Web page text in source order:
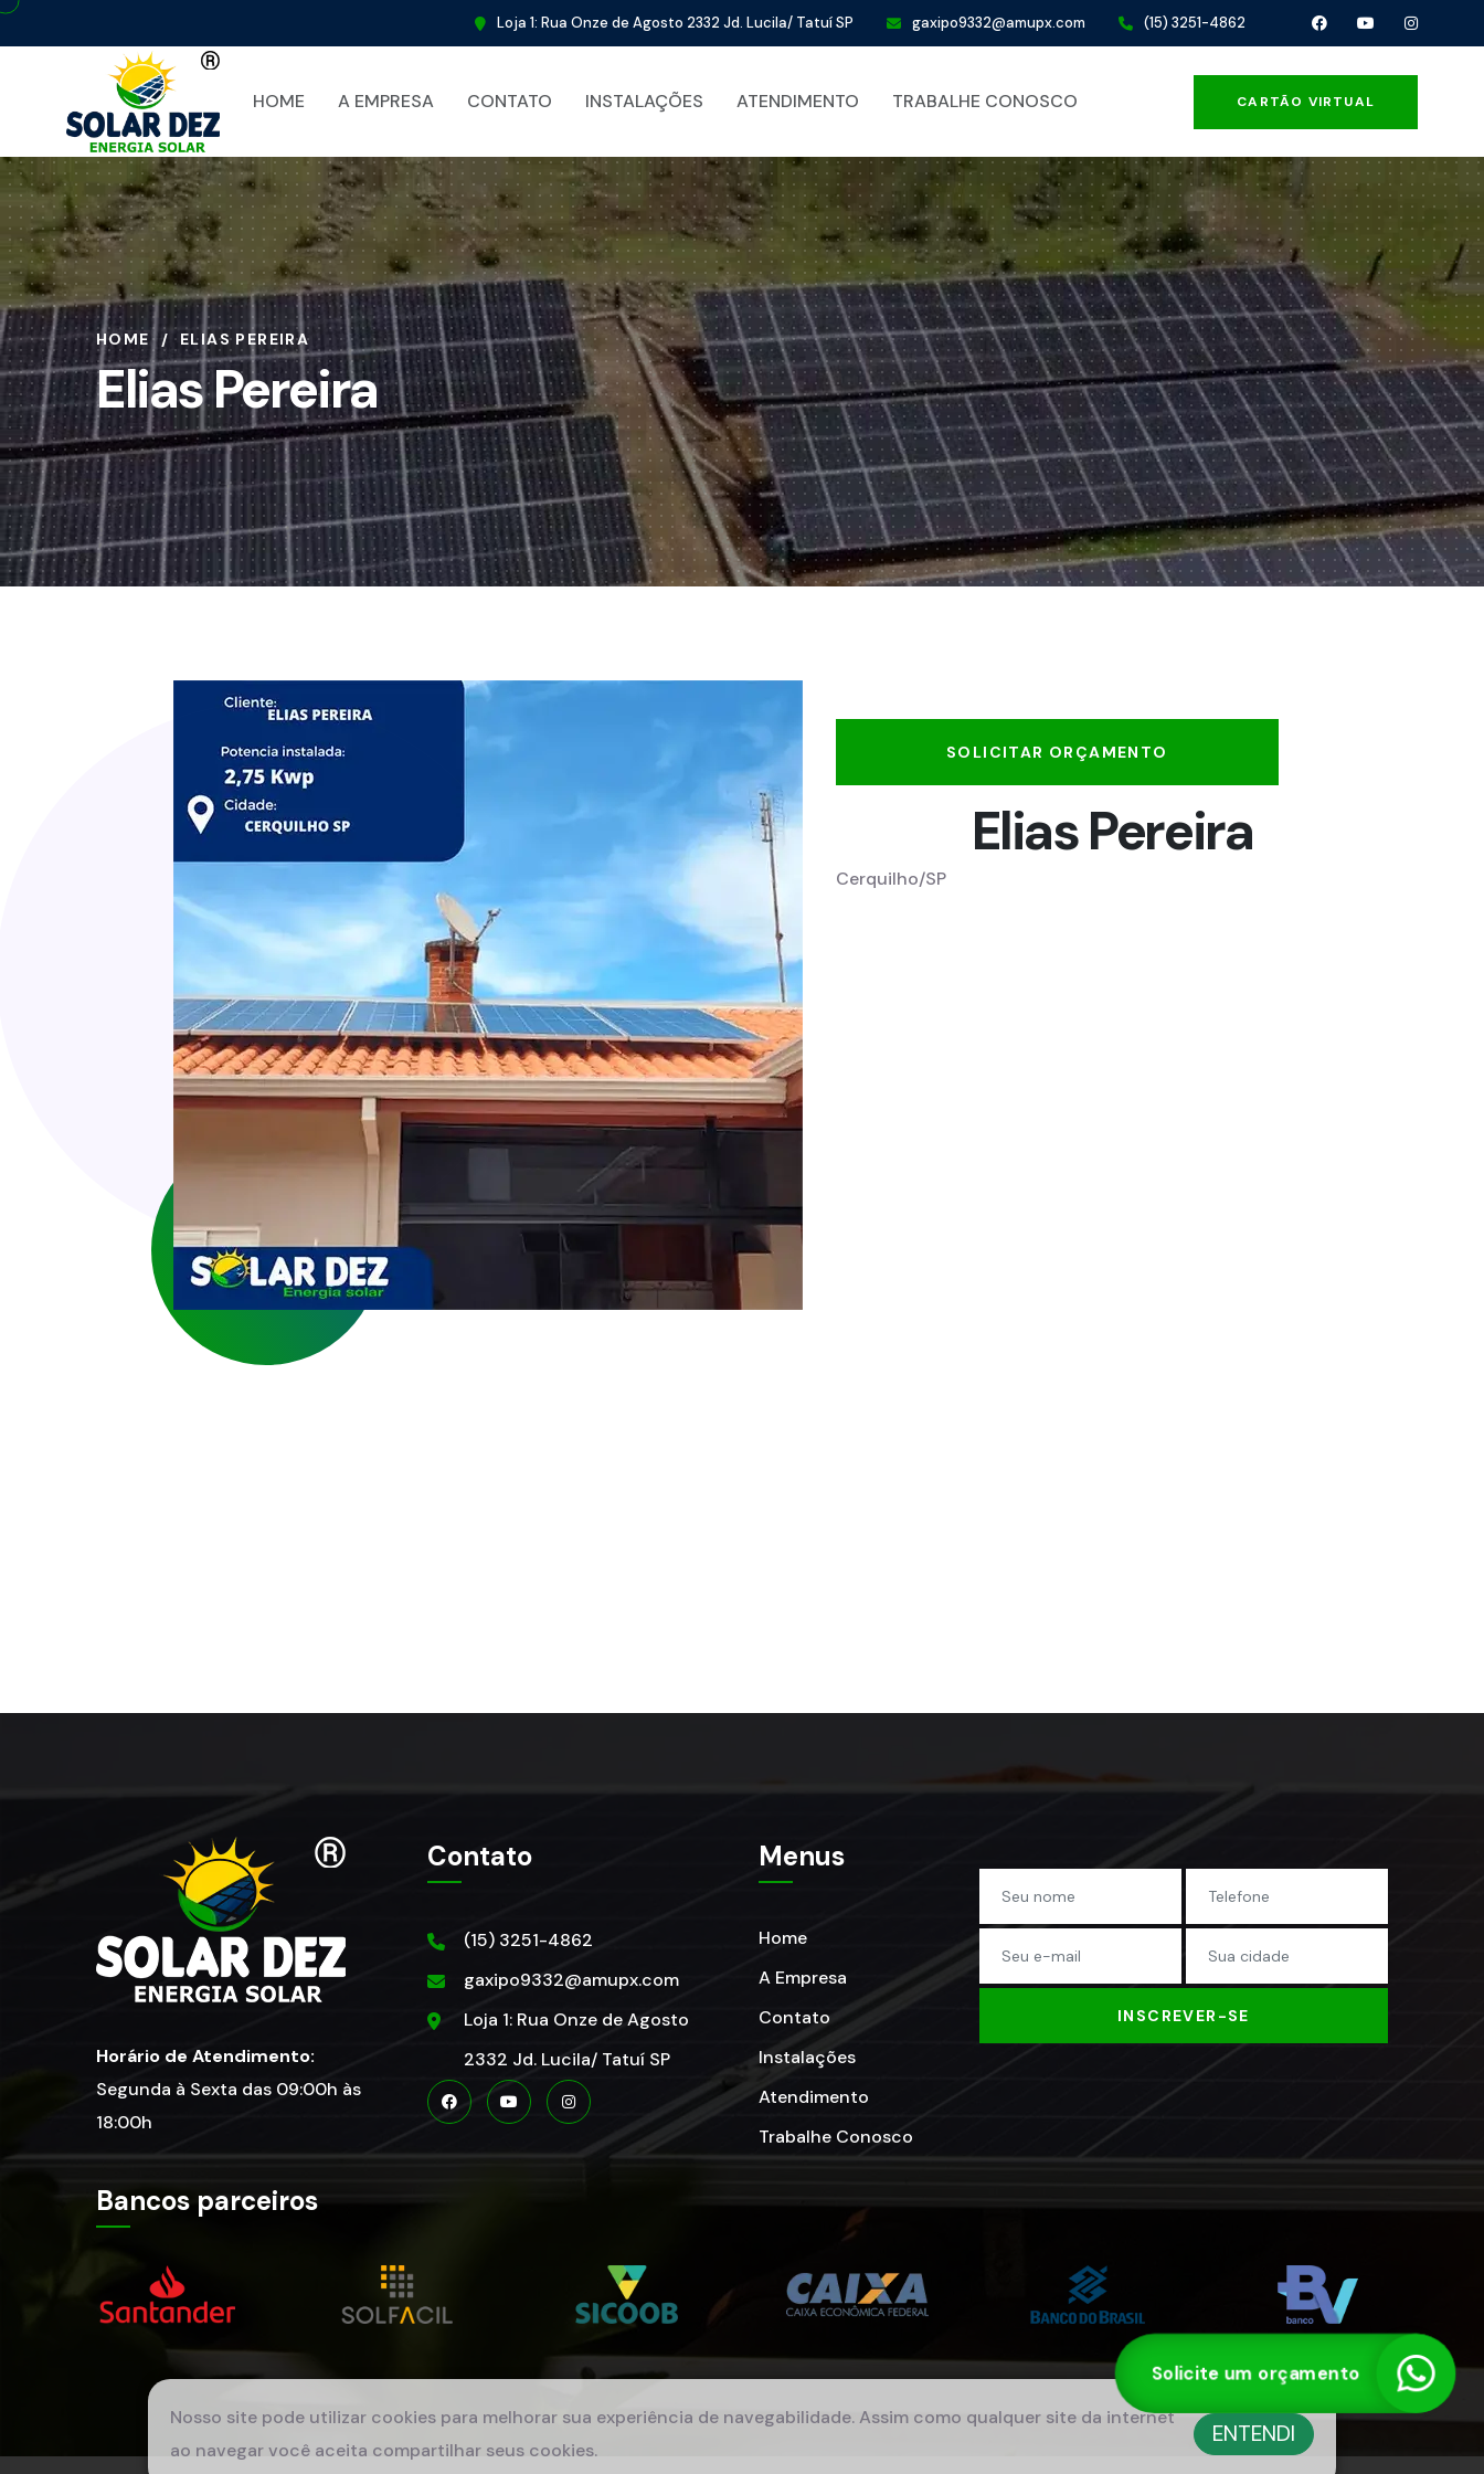
Loja 1: Rua Onze de Agosto 2332 Jd. Lucila/ Tatuí SP gaxipo9332@amupx.com (15) 3251-4862
HOME A EMPRESA CONTATO INSTALAÇÕES ATENDIMENTO TRABALHE CONOSCO CARTÃO VIRTUAL
HOME ELIAS PEREIRA
Elias Pereira
SOLICITAR ORÇAMENTO
Elias Pereira
Cerquilho/SP
Horário de Atendimento:
Segunda à Sexta das 09:00h às
18:00h
Contato
(15) 3251-4862
gaxipo9332@amupx.com
Loja 1: Rua Onze de Agosto
2332 Jd. Lucila/ Tatuí SP
Menus
Home
A Empresa
Contato
Instalações
Atendimento
Trabalhe Conosco
INSCREVER-SE
Bancos parceiros
Solicite um orçamento
Nosso site pode utilizar cookies para melhorar sua experiência de navegabilidade. Assim como qualquer site da internet
ao navegar você aceita compartilhar seus cookies.
ENTENDI